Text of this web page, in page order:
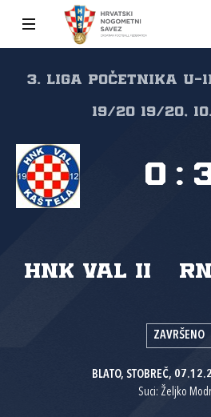
3. liga početnika U-
19/20 19/20,
HNK Val II
0 :
ZAVRŠENO
BLATO, STOBREČ,
Suci: Željko